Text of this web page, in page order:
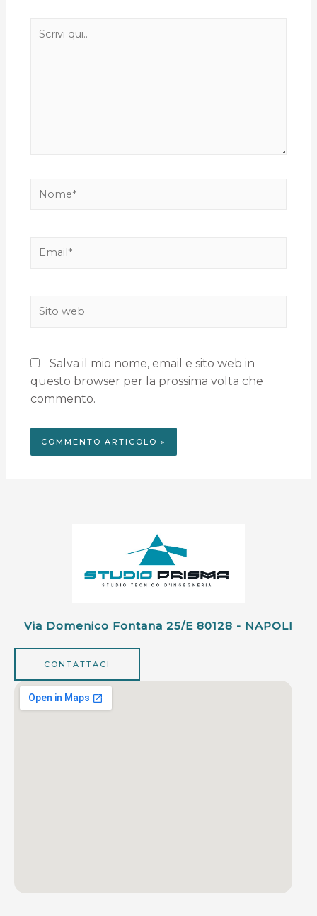
Salva il mio nome, email e sito web in
questo browser per la prossima volta che
commento.
Via Domenico Fontana 25/e 80128 - NAPOLI
CONTATTACI